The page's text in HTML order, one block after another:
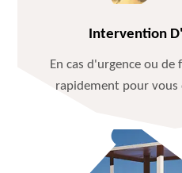
Intervention
En cas d'urgence ou
rapidement pour vous